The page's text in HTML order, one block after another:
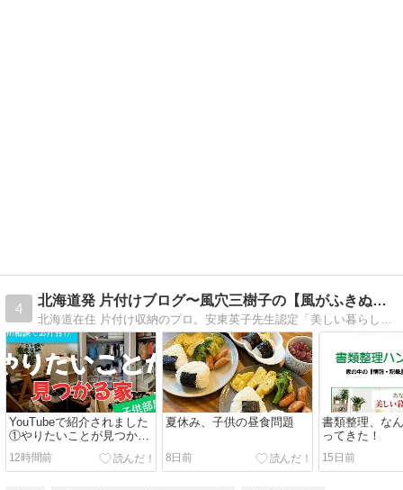
4
北海道発 片付けブログ〜風穴三樹子の【風がふきぬける家】
北海道在住 片付け収納のプロ。安東英子先生認定「美しい暮らしの空間アドバイザー」。札幌・道央をはじめ北海道全域お片付けに伺います。【書類整理ハンドブック】で一生悩まない書類整理をアドバイス。
YouTubeで紹介されました
①やりたいことが見つかる
12時間前
夏休み、子供の昼食問題
8日前
書類整理、な
ってきた！
15日前